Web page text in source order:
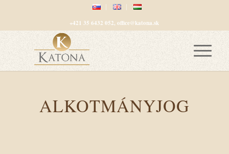
+421 35 6432 052, office@katona.sk
ALKOTMÁNYJOG